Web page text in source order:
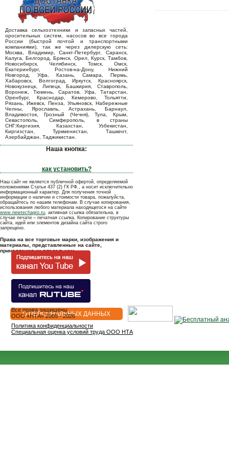
Доставка сельхозтехники и запасных частей,
оросительных систем, насосов во все города
России (быстрой почтой и транспортными
компаниями), так же через дилерскую сеть:
Москва, Владимир, Санкт-Петербург, Саранск,
Калуга, Белгород, Брянск, Орел, Курск, Тамбов,
Новосибирск, Челябинск, Томск, Омск,
Екатеринбург, Ростов-на-Дону, Нижний
Новгород, Уфа, Казань, Самара, Пермь,
Хабаровск, Волгоград, Иркутск, Красноярск,
Новокузнецк, Липецк, Башкирия, Ставрополь,
Воронеж, Тюмень, Саратов, Уфа, Татарстан,
Оренбург, Краснодар, Кемерово, Тольятти,
Рязань, Ижевск, Пенза, Ульяновск, Набережные
Челны, Ярославль, Астрахань, Барнаул,
Владивосток, Грозный (Чечня), Тула, Крым,
Севастополь, Симферополь, в страны
СНГ:Киргизия, Казахстан, Узбекистан,
Киргизстан, Туркменистан, Ташкент,
Азербайджан, Таджикистан.
Наша кнопка:
как установить?
Наш сайт не является публичной офертой, определяемой
положениями Статьи 437 (2) ГК РФ., а носит исключительно
информационный характер. Для получения точной
информации о наличии и стоимости товара, пожалуйста,
обращайтесь по нашим телефонам. В случае копирования,
использования любого материала находящегося на сайте
www.newtechagro.ru, активная ссылка обязательна, в
случае печати – печатная ссылка. Копирование структуры
сайта, идей или элементов дизайна сайта строго
запрещено.
Права на все торговые марки, изображения и
материалы, представленные на сайте,
принадлежат их владельцам.
О ПЕРСОНАЛЬНЫХ ДАННЫХ
Все права защищены
OOO «НТА» 2005 - 2026
Политика конфиденциальности
Специальная оценка условий труда ООО НТА